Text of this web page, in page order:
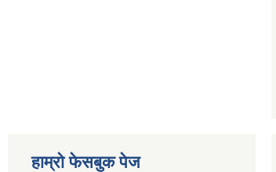
हाम्राे फेसबुक पेज